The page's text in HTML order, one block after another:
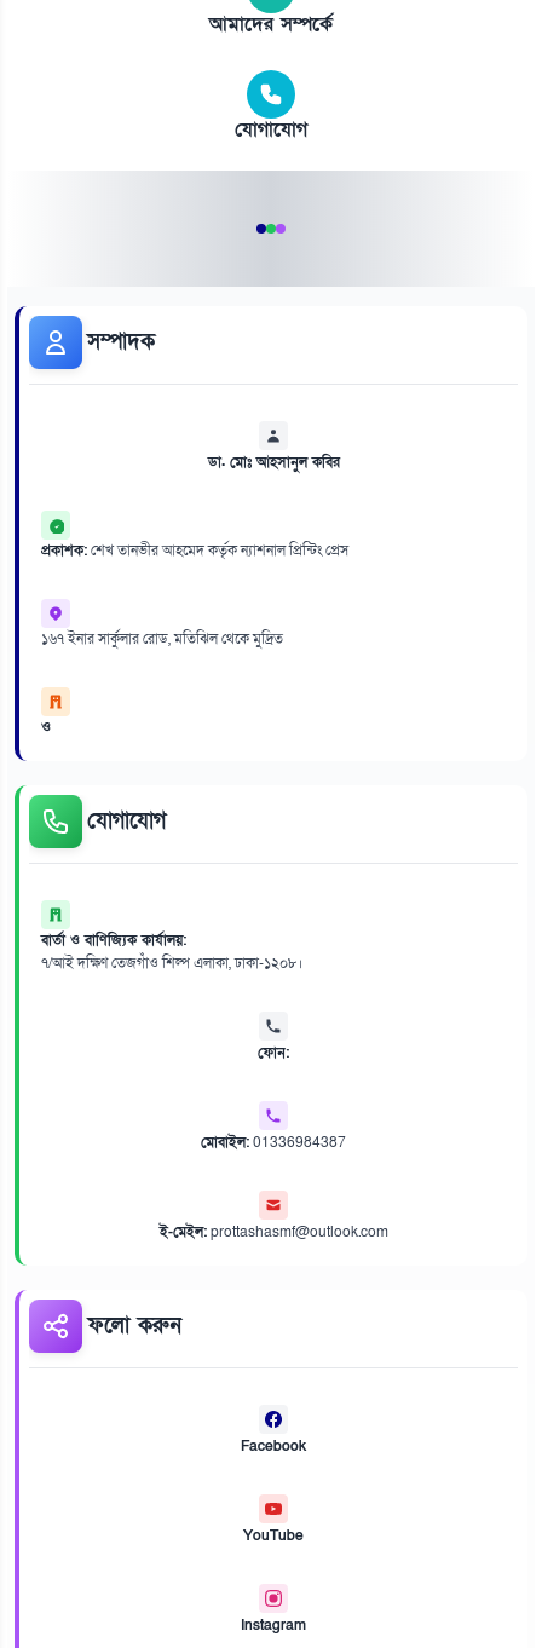
আমাদের সম্পর্কে
যোগাযোগ
সম্পাদক
ডা. মোঃ আহসানুল কবির
প্রকাশক:শেখ তানভীর আহমেদ কর্তৃক ন্যাশনাল প্রিন্টিং প্রেস
১৬৭ ইনার সার্কুলার রোড, মতিঝিল থেকে মুদ্রিত
ও
যোগাযোগ
বার্তা ও বাণিজ্যিক কার্যালয়:
৭/আই দক্ষিণ তেজগাঁও শিল্প এলাকা, ঢাকা-১২০৮।
ফোন:
মোবাইল:01336984387
ই-মেইল:prottashasmf@outlook.com
ফলো করুন
Facebook
YouTube
Instagram